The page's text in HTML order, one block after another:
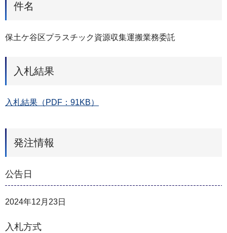
件名
保土ケ谷区プラスチック資源収集運搬業務委託
入札結果
入札結果（PDF：91KB）
発注情報
公告日
2024年12月23日
入札方式